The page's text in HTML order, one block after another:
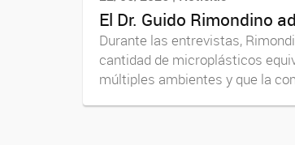
El Dr. Guido Rimondino
Durante las entrevistas,
cantidad de microplásticos
múltiples ambientes y que la